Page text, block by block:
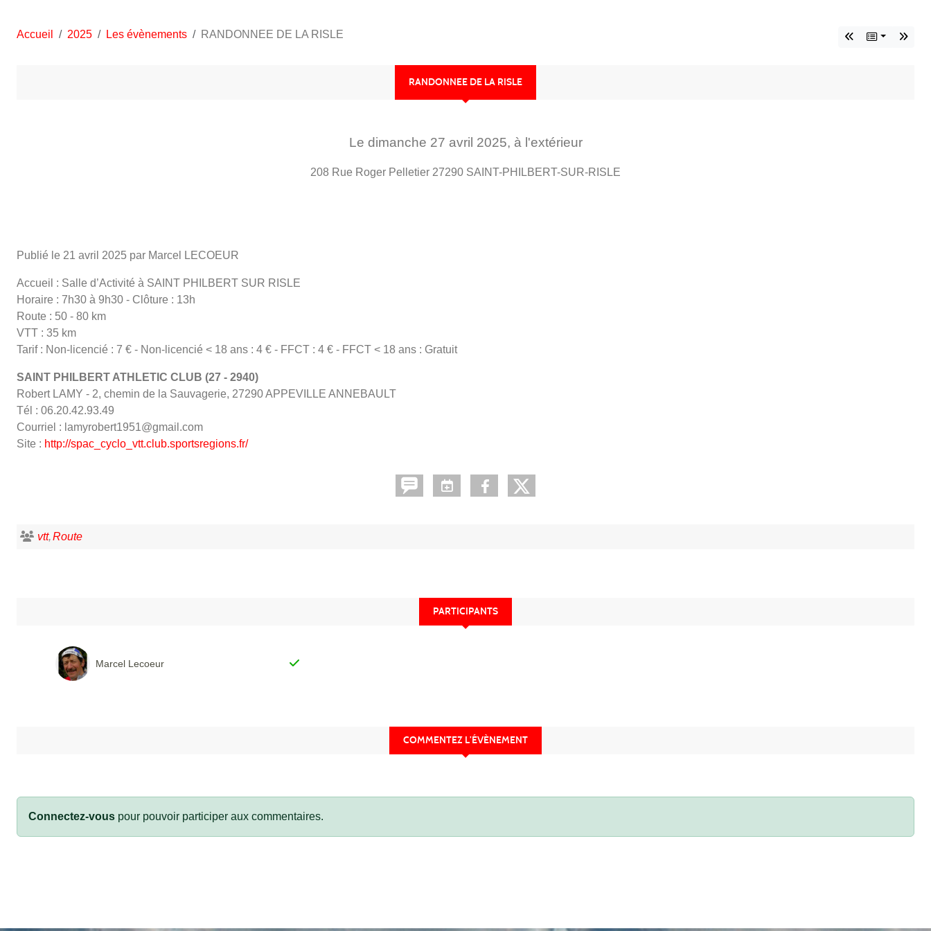
Accueil 2025 Les évènements RANDONNEE DE LA RISLE
RANDONNEE DE LA RISLE
Le dimanche 27 avril 2025, à l'extérieur
208 Rue Roger Pelletier 27290 SAINT-PHILBERT-SUR-RISLE
Publié le 21 avril 2025 par Marcel LECOEUR
Accueil : Salle d’Activité à SAINT PHILBERT SUR RISLE
Horaire : 7h30 à 9h30 - Clôture : 13h
Route : 50 - 80 km
VTT : 35 km
Tarif : Non-licencié : 7 € - Non-licencié < 18 ans : 4 € - FFCT : 4 € - FFCT < 18 ans : Gratuit
SAINT PHILBERT ATHLETIC CLUB (27 - 2940)
Robert LAMY - 2, chemin de la Sauvagerie, 27290 APPEVILLE ANNEBAULT
Tél : 06.20.42.93.49
Courriel : lamyrobert1951@gmail.com
Site : http://spac_cyclo_vtt.club.sportsregions.fr/
vtt Route
PARTICIPANTS
Marcel Lecoeur
COMMENTEZ L’ÉVÈNEMENT
Connectez-vous pour pouvoir participer aux commentaires.